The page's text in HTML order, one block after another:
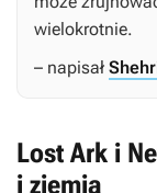
wielokrotnie.
– napisał
Lost Ark i
i ziemia